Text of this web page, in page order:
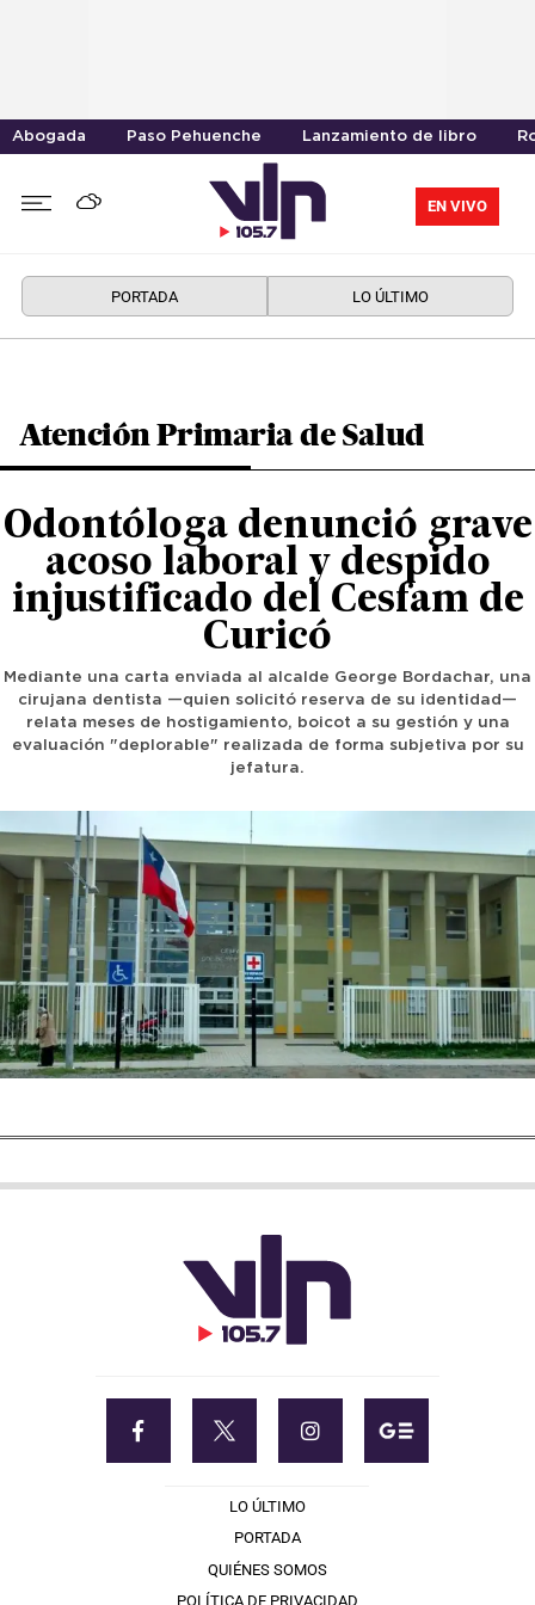
Abogada Paso Pehuenche Lanzamiento de libro
EN VIVO
PORTADA LO ÚLTIMO
Atención Primaria de Salud
Odontóloga denunció grave
acoso laboral y despido
injustificado del Cesfam de
Curicó
Mediante una carta enviada al alcalde George Bordachar, una
cirujana dentista —quien solicitó reserva de su identidad—
relata meses de hostigamiento, boicot a su gestión y una
evaluación "deplorable" realizada de forma subjetiva por su
jefatura.
LO ÚLTIMO
PORTADA
QUIÉNES SOMOS
POLÍTICA DE PRIVACIDAD